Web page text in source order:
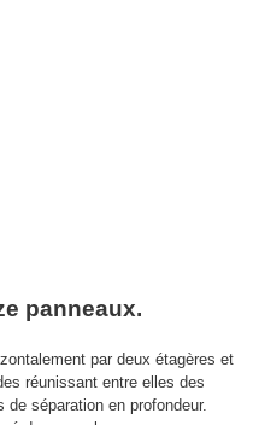
panneaux.
par deux étagères et
réunissant entre elles des
séparation en profondeur.